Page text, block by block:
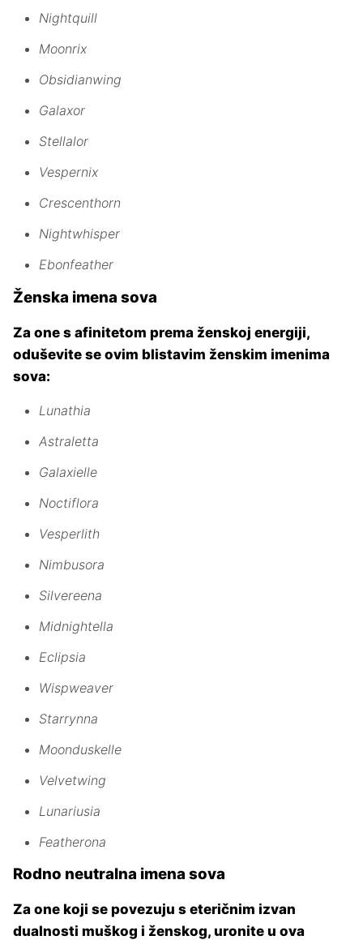
Nightquill
Moonrix
Obsidianwing
Galaxor
Stellalor
Vespernix
Crescenthorn
Nightwhisper
Ebonfeather
Ženska imena sova
Za one s afinitetom prema ženskoj energiji,
oduševite se ovim blistavim ženskim imenima
sova:
Lunathia
Astraletta
Galaxielle
Noctiflora
Vesperlith
Nimbusora
Silvereena
Midnightella
Eclipsia
Wispweaver
Starrynna
Moonduskelle
Velvetwing
Lunariusia
Featherona
Rodno neutralna imena sova
Za one koji se povezuju s eteričnim izvan
dualnosti muškog i ženskog, uronite u ova